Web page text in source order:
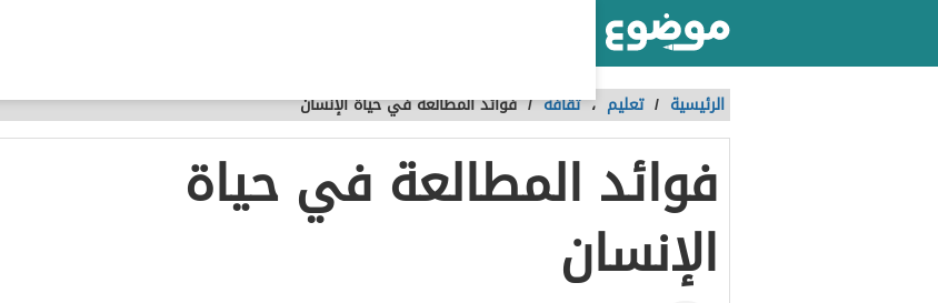
الرئيسية / تعليم ،ثقافة /فوائد المطالعة في حياة الإنسان
فوائد المطالعة في حياة
الإنسان